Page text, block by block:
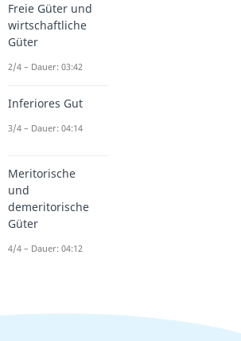
Freie Güter und
wirtschaftliche
Güter
2/4 – Dauer: 03:42
Inferiores Gut
3/4 – Dauer: 04:14
Meritorische
und
demeritorische
Güter
4/4 – Dauer: 04:12